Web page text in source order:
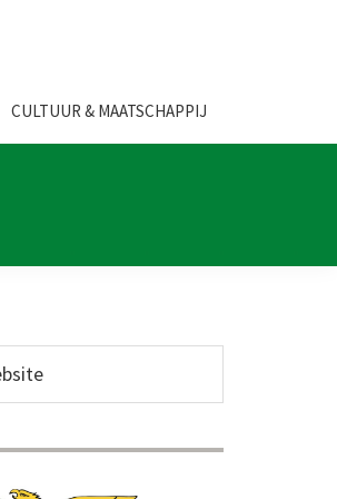
CULTUUR & MAATSCHAPPIJ